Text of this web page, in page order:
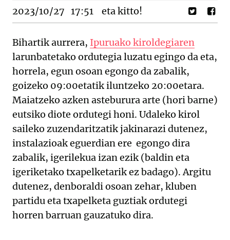
2023/10/27 17:51 eta kitto!
Bihartik aurrera, Ipuruako kiroldegiaren
larunbatetako ordutegia luzatu egingo da eta,
horrela, egun osoan egongo da zabalik,
goizeko 09:00etatik iluntzeko 20:00etara.
Maiatzeko azken asteburura arte (hori barne)
eutsiko diote ordutegi honi. Udaleko kirol
saileko zuzendaritzatik jakinarazi dutenez,
instalazioak eguerdian ere egongo dira
zabalik, igerilekua izan ezik (baldin eta
igeriketako txapelketarik ez badago). Argitu
dutenez, denboraldi osoan zehar, kluben
partidu eta txapelketa guztiak ordutegi
horren barruan gauzatuko dira.